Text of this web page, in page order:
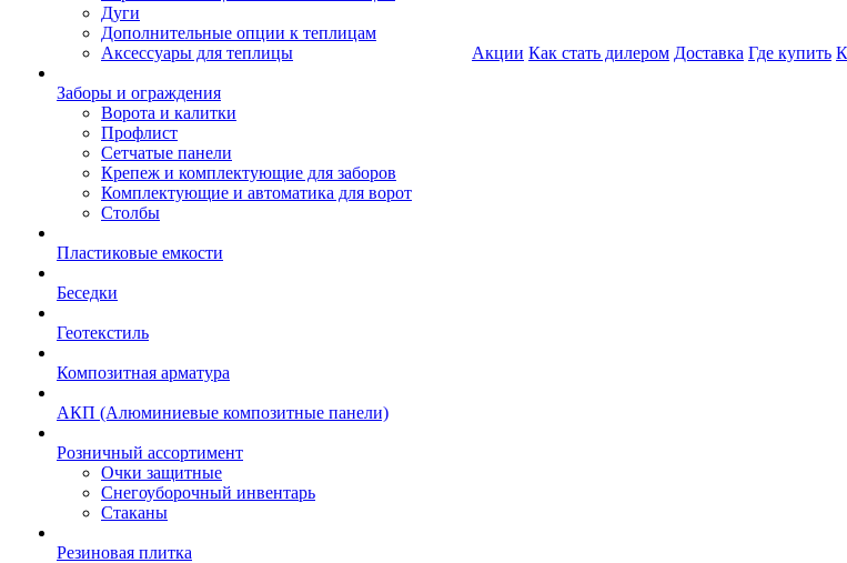
Дуги
Дополнительные опции к теплицам
Аксессуары для теплицы
Заборы и ограждения
Ворота и калитки
Профлист
Сетчатые панели
Крепеж и комплектующие для заборов
Комплектующие и автоматика для ворот
Столбы
Пластиковые емкости
Беседки
Геотекстиль
Композитная арматура
АКП (Алюминиевые композитные панели)
Розничный ассортимент
Очки защитные
Снегоуборочный инвентарь
Стаканы
Резиновая плитка
Акции Как стать дилером Доставка Где купить